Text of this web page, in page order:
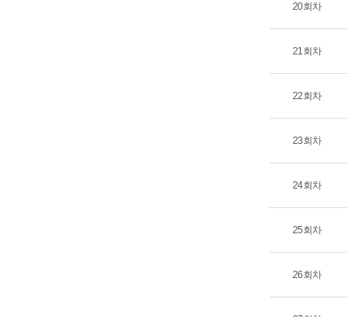
20회차
21회차
22회차
23회차
24회차
25회차
26회차